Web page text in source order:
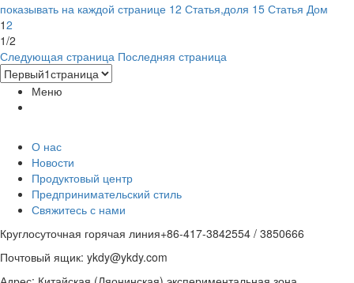
показывать на каждой странице 12 Статья,доля 15 Статья Дом
12
1/2
Следующая страница Последняя страница
Меню
О нас
Новости
Продуктовый центр
Предпринимательский стиль
Свяжитесь с нами
Круглосуточная горячая линия+86-417-3842554 / 3850666
Почтовый ящик: ykdy@ykdy.com